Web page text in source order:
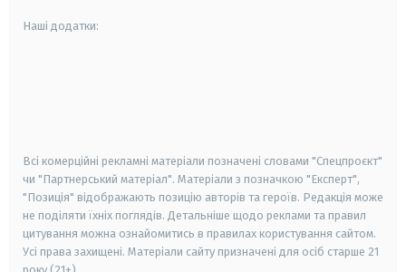
Наші додатки:
Всі комерційні рекламні матеріали позначені словами "Спецпроєкт"
чи "Партнерський матеріал". Матеріали з позначкою "Експерт",
"Позиція" відображають позицію авторів та героїв. Редакція може
не поділяти їхніх поглядів. Детальніше щодо реклами та правил
цитування можна ознайомитись в правилах користування сайтом.
Усі права захищені. Матеріали сайту призначені для осіб старше 21